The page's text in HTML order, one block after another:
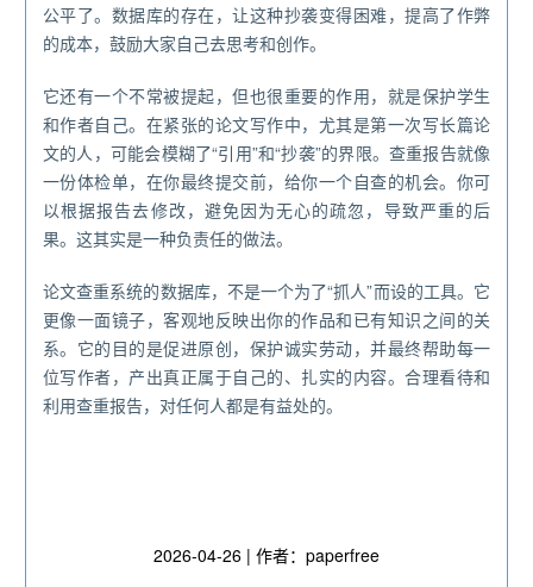
公平了。数据库的存在，让这种抄袭变得困难，提高了作弊
的成本，鼓励大家自己去思考和创作。
它还有一个不常被提起，但也很重要的作用，就是保护学生
和作者自己。在紧张的论文写作中，尤其是第一次写长篇论
文的人，可能会模糊了“引用”和“抄袭”的界限。查重报告就像
一份体检单，在你最终提交前，给你一个自查的机会。你可
以根据报告去修改，避免因为无心的疏忽，导致严重的后
果。这其实是一种负责任的做法。
论文查重系统的数据库，不是一个为了“抓人”而设的工具。它
更像一面镜子，客观地反映出你的作品和已有知识之间的关
系。它的目的是促进原创，保护诚实劳动，并最终帮助每一
位写作者，产出真正属于自己的、扎实的内容。合理看待和
利用查重报告，对任何人都是有益处的。
2026-04-26 | 作者：paperfree